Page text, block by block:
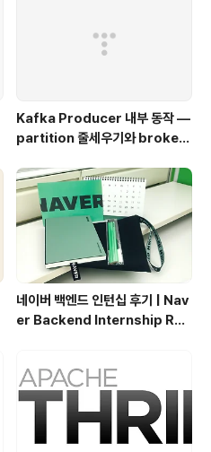
Kafka Producer 내부 동작 —
partition 줄세우기와 broker
네이버 백엔드 인턴십 후기 | Nav
er Backend Internship Rev